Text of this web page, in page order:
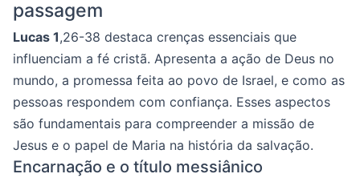
passagem
Lucas 1,26-38 destaca crenças essenciais que
influenciam a fé cristã. Apresenta a ação de Deus no
mundo, a promessa feita ao povo de Israel, e como as
pessoas respondem com confiança. Esses aspectos
são fundamentais para compreender a missão de
Jesus e o papel de Maria na história da salvação.
Encarnação e o título messiânico